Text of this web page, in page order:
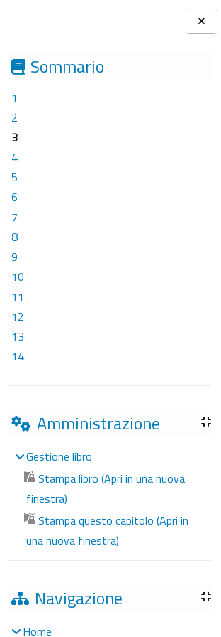
Blocchi
Sommario
1
2
3
4
5
6
7
8
9
10
11
12
13
14
Amministrazione
Gestione libro
Stampa libro (Apri in una nuova
finestra)
Stampa questo capitolo (Apri in
una nuova finestra)
Navigazione
Home